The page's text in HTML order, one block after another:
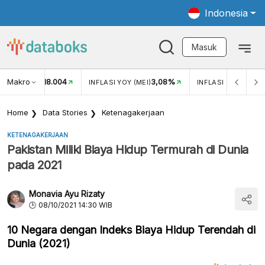
Indonesia
Masuk
Makro
USD/IDR 18.004 INFLASI YOY (MEI)3,08% INFLASI MOM (MEI)
Home Data Stories Ketenagakerjaan
KETENAGAKERJAAN
Pakistan Miliki Biaya Hidup Termurah di Dunia
pada 2021
Monavia Ayu Rizaty
08/10/2021 14:30 WIB
10 Negara dengan Indeks Biaya Hidup Terendah di
Dunia (2021)